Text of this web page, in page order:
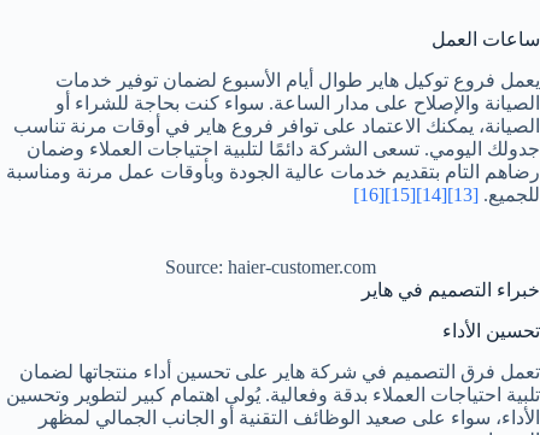
ساعات العمل
يعمل فروع توكيل هاير طوال أيام الأسبوع لضمان توفير خدمات
الصيانة والإصلاح على مدار الساعة. سواء كنت بحاجة للشراء أو
الصيانة، يمكنك الاعتماد على توافر فروع هاير في أوقات مرنة تناسب
جدولك اليومي. تسعى الشركة دائمًا لتلبية احتياجات العملاء وضمان
رضاهم التام بتقديم خدمات عالية الجودة وبأوقات عمل مرنة ومناسبة
للجميع. [13]
[14]
[15]
[16]
Source: haier-customer.com
خبراء التصميم في هاير
تحسين الأداء
تعمل فرق التصميم في شركة هاير على تحسين أداء منتجاتها لضمان
تلبية احتياجات العملاء بدقة وفعالية. يُولى اهتمام كبير لتطوير وتحسين
الأداء، سواء على صعيد الوظائف التقنية أو الجانب الجمالي لمظهر